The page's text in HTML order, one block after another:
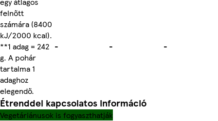
felnőtt
számára (8400
kJ/2000 kcal).
**1 adag = 242
g. A pohár
tartalma 1
adaghoz
elegendő.
- - -
Étrenddel kapcsolatos információ
Vegetáriánusok is fogyaszthatják